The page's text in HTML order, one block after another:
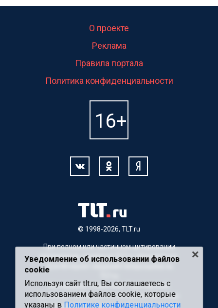
© 1998-2026, TLT.ru
О проекте
Реклама
Правила портала
Политика конфиденциальности
При полном или частичном цитировании
материалов, ссылка на TLT.ru обязательна.
Материалы с пометкой "Партнерский
материал" публикуются на правах рекламы.
Редакция сайта не несет ответственности
Уведомление об использовании файлов
cookie
Используя сайт tlt.ru, Вы соглашаетесь с
использованием файлов cookie, которые
указаны в Политике конфиденциальности